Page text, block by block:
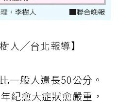
人╱台北報導】
一般人還長50公分。
紀愈大症狀愈嚴重，